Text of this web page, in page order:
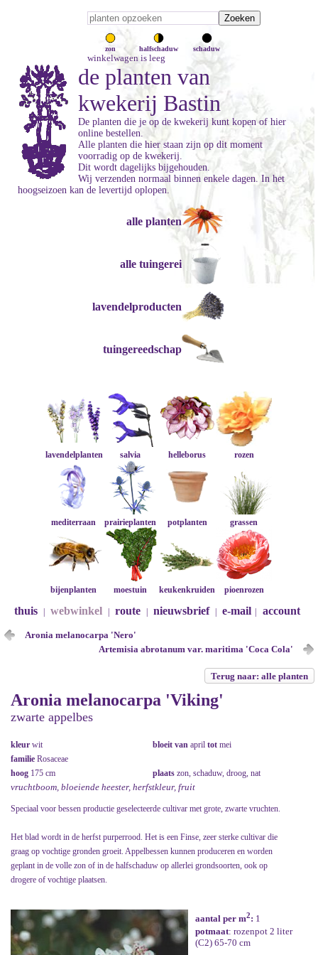
zon halfschaduw schaduw
winkelwagen is leeg
de planten van
kwekerij Bastin
De planten die je op de kwekerij kunt kopen of hier
online bestellen.
Alle planten die hier staan zijn op dit moment
voorradig op de kwekerij.
Dit wordt dagelijks bijgehouden.
Wij verzenden normaal binnen enkele dagen. In het
hoogseizoen kan de levertijd oplopen.
alle planten
alle tuingerei
lavendelproducten
tuingereedschap
lavendelplanten salvia helleborus rozen
mediterraan prairieplanten potplanten grassen
bijenplanten moestuin keukenkruiden pioenrozen
thuis webwinkel route nieuwsbrief e-mail account
Aronia melanocarpa 'Nero'
Artemisia abrotanum var. maritima 'Coca Cola'
Terug naar: alle planten
Aronia melanocarpa 'Viking'
zwarte appelbes
kleur wit bloeit van april tot mei
familie Rosaceae
hoog 175 cm plaats zon, schaduw, droog, nat
vruchtboom, bloeiende heester, herfstkleur, fruit
Speciaal voor bessen productie geselecteerde cultivar met grote, zwarte vruchten.
Het blad wordt in de herfst purperrood. Het is een Finse, zeer sterke cultivar die
graag op vochtige gronden groeit. Appelbessen kunnen produceren en worden
geplant in de volle zon of in de halfschaduw op allerlei grondsoorten, ook op
drogere of vochtige plaatsen.
aantal per m2: 1
potmaat: rozenpot 2 liter
(C2) 65-70 cm